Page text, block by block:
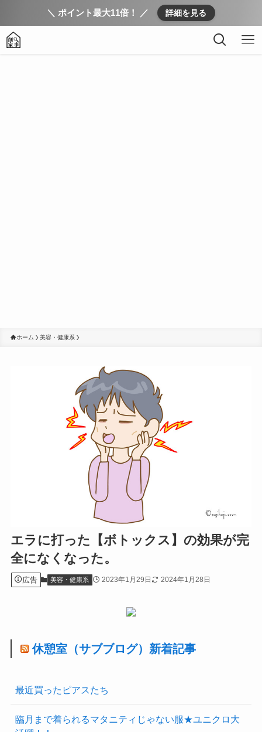
＼ ポイント最大11倍！ ／ 詳細を見る
ホーム 美容・健康系
エラに打った【ボトックス】の効果が完
全になくなった。
広告 美容・健康系 2023年1月29日 2024年1月28日
休憩室（サブブログ）新着記事
最近買ったピアスたち
臨月まで着られるマタニティじゃない服★ユニクロ大